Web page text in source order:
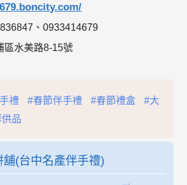
、0933414679
區水美路8-15號
禮 #春節伴手禮 #春節禮盒
#大
品
(台中名產伴手禮)